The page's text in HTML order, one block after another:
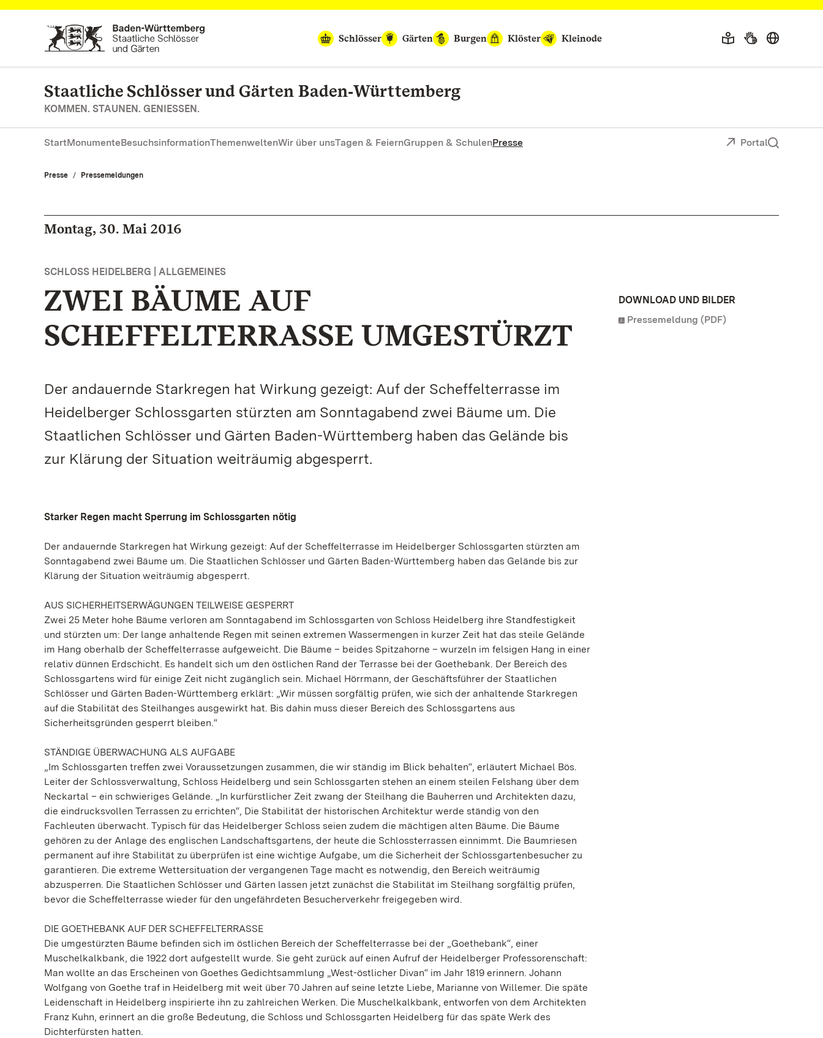
Zum Hauptinhalt springen
Schlösser
Gärten Burgen Klöster Kleinode
Staatliche Schlösser und Gärten Baden‑Württemberg
KOMMEN. STAUNEN. GENIESSEN.
StartMonumenteBesuchsinformationThemenweltenWir über unsTagen & FeiernGruppen & SchulenPresse Portal
Presse Pressemeldungen
Montag, 30. Mai 2016
SCHLOSS HEIDELBERG | ALLGEMEINES
ZWEI BÄUME AUF
SCHEFFELTERRASSE UMGESTÜRZT
Der andauernde Starkregen hat Wirkung gezeigt: Auf der Scheffelterrasse im
Heidelberger Schlossgarten stürzten am Sonntagabend zwei Bäume um. Die
Staatlichen Schlösser und Gärten Baden-Württemberg haben das Gelände bis
zur Klärung der Situation weiträumig abgesperrt.
Starker Regen macht Sperrung im Schlossgarten nötig
Der andauernde Starkregen hat Wirkung gezeigt: Auf der Scheffelterrasse im Heidelberger Schlossgarten stürzten am
Sonntagabend zwei Bäume um. Die Staatlichen Schlösser und Gärten Baden-Württemberg haben das Gelände bis zur
Klärung der Situation weiträumig abgesperrt.
AUS SICHERHEITSERWÄGUNGEN TEILWEISE GESPERRT
Zwei 25 Meter hohe Bäume verloren am Sonntagabend im Schlossgarten von Schloss Heidelberg ihre Standfestigkeit
und stürzten um: Der lange anhaltende Regen mit seinen extremen Wassermengen in kurzer Zeit hat das steile Gelände
im Hang oberhalb der Scheffelterrasse aufgeweicht. Die Bäume – beides Spitzahorne – wurzeln im felsigen Hang in einer
relativ dünnen Erdschicht. Es handelt sich um den östlichen Rand der Terrasse bei der Goethebank. Der Bereich des
Schlossgartens wird für einige Zeit nicht zugänglich sein. Michael Hörrmann, der Geschäftsführer der Staatlichen
Schlösser und Gärten Baden-Württemberg erklärt: „Wir müssen sorgfältig prüfen, wie sich der anhaltende Starkregen
auf die Stabilität des Steilhanges ausgewirkt hat. Bis dahin muss dieser Bereich des Schlossgartens aus
Sicherheitsgründen gesperrt bleiben.“
STÄNDIGE ÜBERWACHUNG ALS AUFGABE
„Im Schlossgarten treffen zwei Voraussetzungen zusammen, die wir ständig im Blick behalten“, erläutert Michael Bös.
Leiter der Schlossverwaltung, Schloss Heidelberg und sein Schlossgarten stehen an einem steilen Felshang über dem
Neckartal – ein schwieriges Gelände. „In kurfürstlicher Zeit zwang der Steilhang die Bauherren und Architekten dazu,
die eindrucksvollen Terrassen zu errichten“, Die Stabilität der historischen Architektur werde ständig von den
Fachleuten überwacht. Typisch für das Heidelberger Schloss seien zudem die mächtigen alten Bäume. Die Bäume
gehören zu der Anlage des englischen Landschaftsgartens, der heute die Schlossterrassen einnimmt. Die Baumriesen
permanent auf ihre Stabilität zu überprüfen ist eine wichtige Aufgabe, um die Sicherheit der Schlossgartenbesucher zu
garantieren. Die extreme Wettersituation der vergangenen Tage macht es notwendig, den Bereich weiträumig
abzusperren. Die Staatlichen Schlösser und Gärten lassen jetzt zunächst die Stabilität im Steilhang sorgfältig prüfen,
bevor die Scheffelterrasse wieder für den ungefährdeten Besucherverkehr freigegeben wird.
DIE GOETHEBANK AUF DER SCHEFFELTERRASSE
Die umgestürzten Bäume befinden sich im östlichen Bereich der Scheffelterrasse bei der „Goethebank“, einer
Muschelkalkbank, die 1922 dort aufgestellt wurde. Sie geht zurück auf einen Aufruf der Heidelberger Professorenschaft:
Man wollte an das Erscheinen von Goethes Gedichtsammlung „West-östlicher Divan“ im Jahr 1819 erinnern. Johann
Wolfgang von Goethe traf in Heidelberg mit weit über 70 Jahren auf seine letzte Liebe, Marianne von Willemer. Die späte
Leidenschaft in Heidelberg inspirierte ihn zu zahlreichen Werken. Die Muschelkalkbank, entworfen von dem Architekten
Franz Kuhn, erinnert an die große Bedeutung, die Schloss und Schlossgarten Heidelberg für das späte Werk des
Dichterfürsten hatten.
DOWNLOAD UND BILDER
Pressemeldung (PDF)